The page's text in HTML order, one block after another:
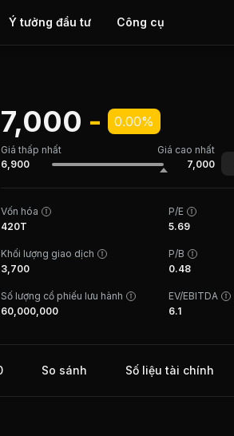
Ý tưởng đầu tư Công cụ
7,000 - 0.00%
Giá thấp nhất
Giá cao nhất
6,900
7,000
Vốn hóa
420T
P/E
5.69
Khối lượng giao dịch
3,700
P/B
0.48
Số lượng cổ phiếu lưu hành
60,000,000
EV/EBITDA
6.1
So sánh Số liệu tài chính